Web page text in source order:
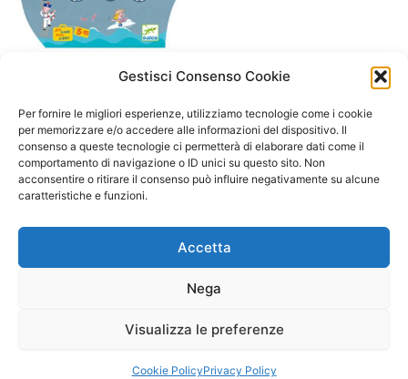
Gestisci Consenso Cookie
Per fornire le migliori esperienze, utilizziamo tecnologie come i cookie
per memorizzare e/o accedere alle informazioni del dispositivo. Il
consenso a queste tecnologie ci permetterà di elaborare dati come il
comportamento di navigazione o ID unici su questo sito. Non
acconsentire o ritirare il consenso può influire negativamente su alcune
caratteristiche e funzioni.
Accetta
Nega
Visualizza le preferenze
Cookie PolicyPrivacy Policy
Naviplouf Battaglia Navale
Djeco
24,90€
Aggiungi al carrello
Copyright © 2026 Il Gatto Blu Giochi educativi Montessori e